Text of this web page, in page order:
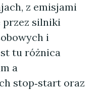
z emisjami
przez silniki
i
tu różnica
a
stop‑start oraz